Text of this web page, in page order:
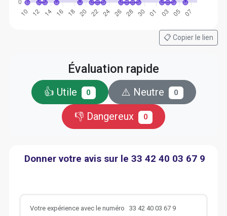
📋 Copier le lien
Évaluation rapide
👍 Utile 0 ⚠️ Neutre 0
👎 Dangereux 0
Donner votre avis sur le 33 42 40 03 67 9